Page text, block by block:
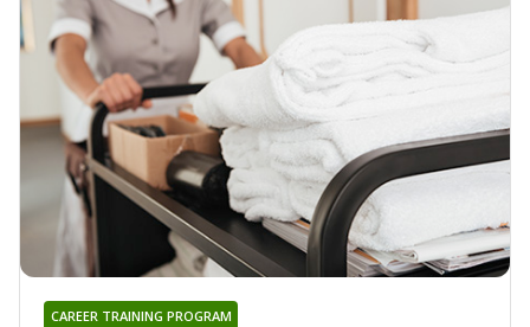
CAREER TRAINING PROGRAM